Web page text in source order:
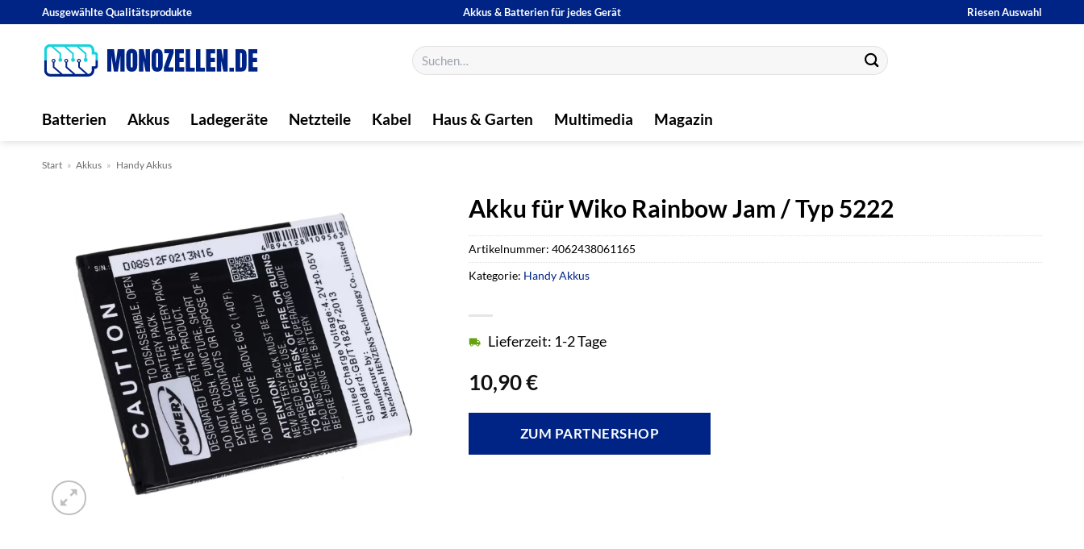
springen
Ausgewählte Qualitätsprodukte Akkus & Batterien für jedes Gerät Riesen Auswahl
Suchen
nach:
Batterien Akkus Ladegeräte Netzteile Kabel Haus & Garten Multimedia Magazin
Start » Akkus » Handy Akkus
Akku für Wiko Rainbow Jam / Typ 5222
10,90€
Lieferzeit: 1-2 Tage
ZUM PARTNERSHOP
Artikelnummer:4062438061165
Kategorie: Handy Akkus